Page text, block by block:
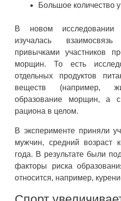
Большое количество
В новом исследовании
изучалась
привычками участников
морщин. То есть
отдельных продуктов
веществ (например,
образование морщин, а
рациона в целом.
В эксперименте приняли
мужчин, средний возраст
года. В результате были
факторы риска
относится, например,